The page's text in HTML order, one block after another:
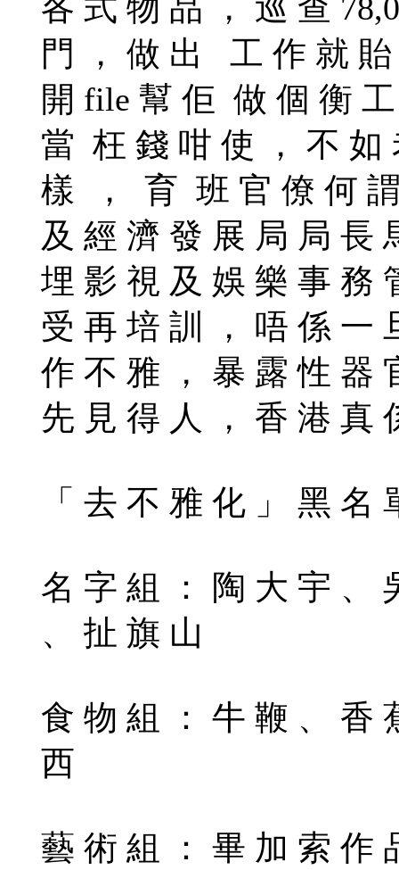
各 式 物 品 ， 巡 查
門 ， 做 出 工 作 就 貽
開 file 幫 佢 做 個 衡
當 枉 錢 咁 使 ， 不 如
樣 ， 育 班 官 僚 何
及 經 濟 發 展 局 局 長
埋 影 視 及 娛 樂 事 務
受 再 培 訓 ， 唔 係 一
作 不 雅 ， 暴 露 性 器
先 見 得 人 ， 香 港 真
「 去 不 雅 化 」 黑 名
名 字 組 ： 陶 大 宇 、
、 扯 旗 山
食 物 組 ： 牛 鞭 、 香
西
藝 術 組 ： 畢 加 索 作